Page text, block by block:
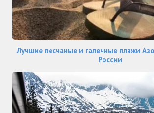
Лучшие песчаные и галечные пляжи
России